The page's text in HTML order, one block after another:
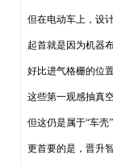
但在电动车上，设
起首就是因为机器
好比进气格栅的位
这些第一观感抽真
但这仍是属于“车壳”
更首要的是，晋升